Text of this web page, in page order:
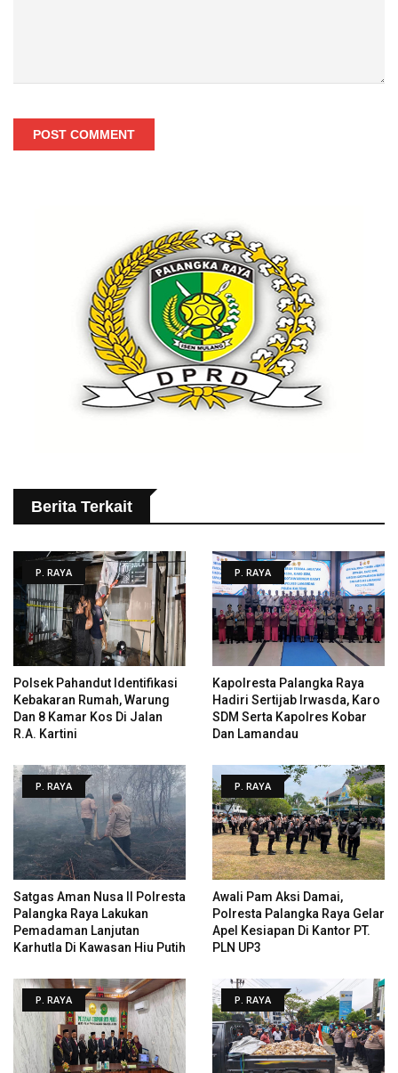
POST COMMENT
Berita Terkait
P. RAYA
Polsek Pahandut Identifikasi
Kebakaran Rumah, Warung
Dan 8 Kamar Kos Di Jalan
R.A. Kartini
P. RAYA
Kapolresta Palangka Raya
Hadiri Sertijab Irwasda, Karo
SDM Serta Kapolres Kobar
Dan Lamandau
P. RAYA
Satgas Aman Nusa II Polresta
Palangka Raya Lakukan
Pemadaman Lanjutan
Karhutla Di Kawasan Hiu Putih
P. RAYA
Awali Pam Aksi Damai,
Polresta Palangka Raya Gelar
Apel Kesiapan Di Kantor PT.
PLN UP3
P. RAYA P. RAYA